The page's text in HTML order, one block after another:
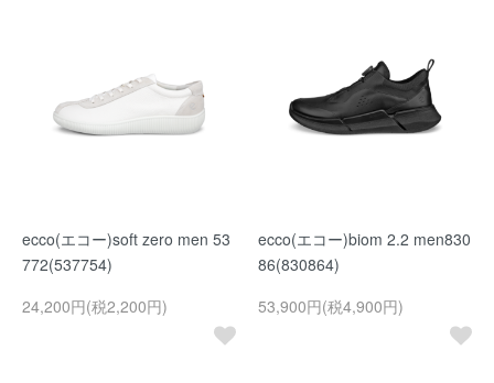
ecco(エコー)soft zero men 53
772(537754)
24,200円(税2,200円)
ecco(エコー)biom 2.2 men830
86(830864)
53,900円(税4,900円)